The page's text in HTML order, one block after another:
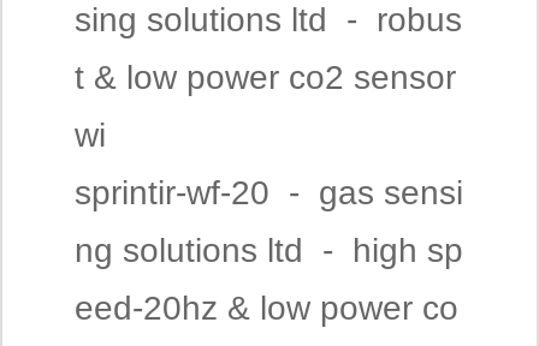
sing solutions ltd - robus
t & low power co2 sensor
wi
sprintir-wf-20 - gas sensi
ng solutions ltd - high sp
eed-20hz & low power co